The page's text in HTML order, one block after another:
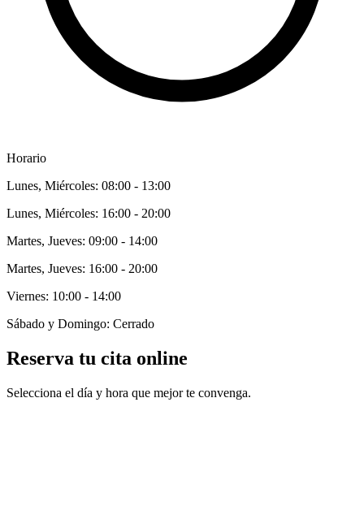
Horario
Lunes, Miércoles: 08:00 - 13:00
Lunes, Miércoles: 16:00 - 20:00
Martes, Jueves: 09:00 - 14:00
Martes, Jueves: 16:00 - 20:00
Viernes: 10:00 - 14:00
Sábado y Domingo: Cerrado
Reserva tu cita online
Selecciona el día y hora que mejor te convenga.